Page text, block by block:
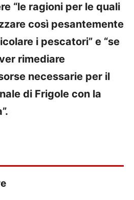
“le ragioni per le quali
così pesantemente
i pescatori” e “se
rimediare
necessarie per il
di Frigole con la